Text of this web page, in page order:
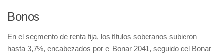
Bonos
En el segmento de renta fija, los títulos soberanos subieron
hasta 3,7%, encabezados por el Bonar 2041, seguido del Bonar